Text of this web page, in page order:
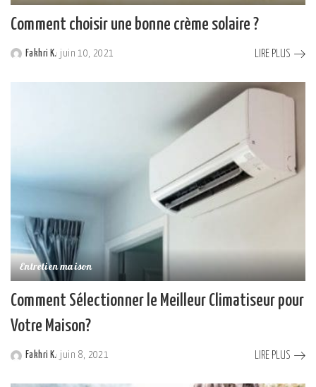
Comment choisir une bonne crème solaire ?
Fakhri K. juin 10, 2021 LIRE PLUS
Entretien maison
Comment Sélectionner le Meilleur Climatiseur pour
Votre Maison?
Posted
Fakhri K. juin 8, 2021 LIRE PLUS